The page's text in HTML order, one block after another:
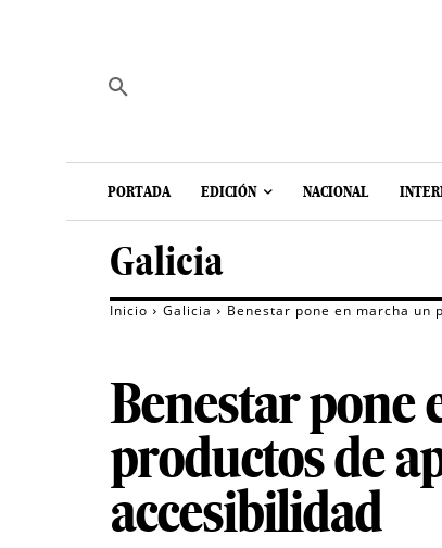
PORTADA EDICIÓN NACIONAL
Galicia
Inicio Galicia Benestar pone en marcha un
Benestar pone
productos de
accesibilidad